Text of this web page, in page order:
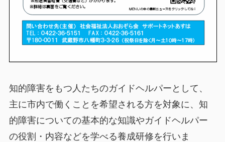
知的障害をもつ人たちのガイドヘルパーとして、
主に市内で働くことを希望される方を対象に、知
的障害についての基本的な知識やガイドヘルパー
の役割・内容などを学べる養成研修を行いま